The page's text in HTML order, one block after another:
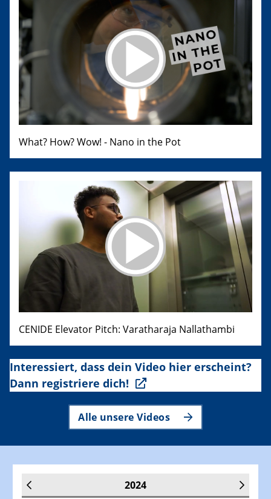
What? How? Wow! - Nano in the Pot
CENIDE Elevator Pitch: Varatharaja Nallathambi
Interessiert, dass dein Video hier erscheint?
Dann registriere dich!
Alle unsere Videos
2024